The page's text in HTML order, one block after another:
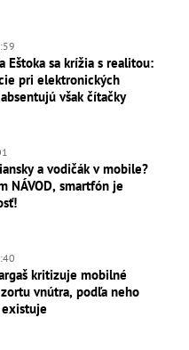
Eštoka sa krížia s realitou:
pri elektronických
však čítačky
a vodičák v mobile?
NÁVOD, smartfón je
kritizuje mobilné
vnútra, podľa neho